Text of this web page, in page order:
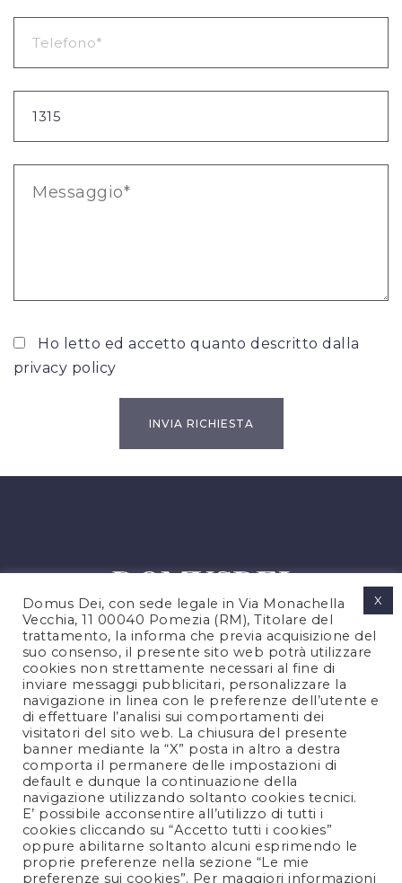
Ho letto ed accetto quanto descritto dalla
privacy policy
PRIVACY POLICY
COOKIES POLICY
NOTE LEGALI
CONTATTACI
FOLLOW US
Domus Dei, con sede legale in Via Monachella
Vecchia, 11 00040 Pomezia (RM), Titolare del
trattamento, la informa che previa acquisizione del
suo consenso, il presente sito web potrà utilizzare
cookies non strettamente necessari al fine di
inviare messaggi pubblicitari, personalizzare la
navigazione in linea con le preferenze dell’utente e
di effettuare l’analisi sui comportamenti dei
visitatori del sito web. La chiusura del presente
banner mediante la “X” posta in altro a destra
comporta il permanere delle impostazioni di
default e dunque la continuazione della
navigazione utilizzando soltanto cookies tecnici.
E’ possibile acconsentire all’utilizzo di tutti i
cookies cliccando su “Accetto tutti i cookies”
oppure abilitarne soltanto alcuni esprimendo le
proprie preferenze nella sezione “Le mie
preferenze sui cookies”. Per maggiori informazioni
X